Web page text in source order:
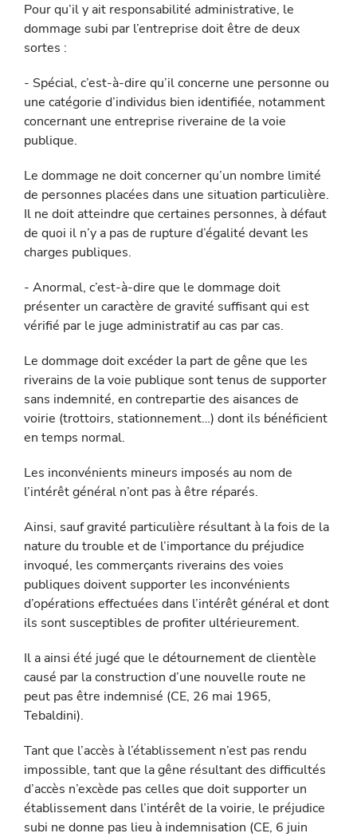
Pour qu’il y ait responsabilité administrative, le
dommage subi par l’entreprise doit être de deux
sortes :
- Spécial, c’est-à-dire qu’il concerne une personne ou
une catégorie d’individus bien identifiée, notamment
concernant une entreprise riveraine de la voie
publique.
Le dommage ne doit concerner qu’un nombre limité
de personnes placées dans une situation particulière.
Il ne doit atteindre que cer­taines personnes, à défaut
de quoi il n’y a pas de rupture d’égalité devant les
charges publiques.
- Anormal, c’est-à-dire que le dommage doit
présenter un carac­tère de gravité suffisant qui est
vérifié par le juge administratif au cas par cas.
Le dommage doit excéder la part de gêne que les
riverains de la voie publique sont tenus de supporter
sans indemnité, en contre­partie des aisances de
voirie (trottoirs, stationnement…) dont ils bénéficient
en temps normal.
Les inconvénients mineurs imposés au nom de
l’intérêt général n’ont pas à être réparés.
Ainsi, sauf gravité particulière résultant à la fois de la
nature du trouble et de l’importance du préjudice
invoqué, les commerçants riverains des voies
publiques doivent supporter les inconvénients
d’opérations effectuées dans l’intérêt général et dont
ils sont susceptibles de profiter ultérieurement.
Il a ainsi été jugé que le détournement de clientèle
causé par la construction d’une nouvelle route ne
peut pas être indemnisé (CE, 26 mai 1965,
Tebaldini).
Tant que l’accès à l’établissement n’est pas rendu
impossible, tant que la gêne résultant des difficultés
d’accès n’excède pas celles que doit supporter un
établissement dans l’intérêt de la voirie, le préjudice
subi ne donne pas lieu à indemnisation (CE, 6 juin